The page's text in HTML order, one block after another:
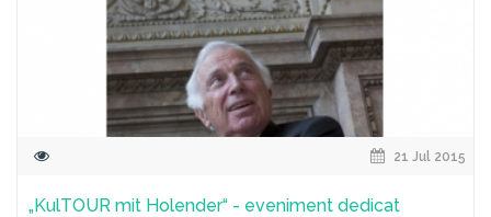
21 Jul 2015
„KulTOUR mit Holender“ - eveniment dedicat